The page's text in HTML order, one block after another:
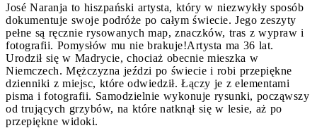
José Naranja to hiszpański artysta, który w niezwykły sposób
dokumentuje swoje podróże po całym świecie. Jego zeszyty
pełne są ręcznie rysowanych map, znaczków, tras z wypraw i
fotografii. Pomysłów mu nie brakuje!Artysta ma 36 lat.
Urodził się w Madrycie, chociaż obecnie mieszka w
Niemczech. Mężczyzna jeździ po świecie i robi przepiękne
dzienniki z miejsc, które odwiedził. Łączy je z elementami
pisma i fotografii. Samodzielnie wykonuje rysunki, począwszy
od trujących grzybów, na które natknął się w lesie, aż po
przepiękne widoki.